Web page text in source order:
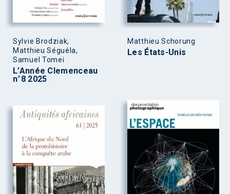
Sylvie Brodziak,
Matthieu Séguéla,
Samuel Tomei
L’Année Clemenceau
n°8 2025
Matthieu Schorung
Les États-Unis